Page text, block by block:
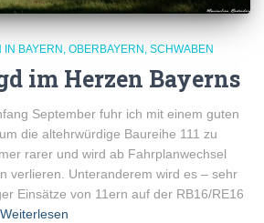
IN BAYERN OBERBAYERN SCHWABEN
im Herzen Bayerns
September fuhr ich mit einem guten
die altehrwürdige Baureihe 111 zu
rarer und wird ab Fahrplanwechsel
verlieren. Unteranderem wird es – sehr
Einsätze von 11ern auf der RB16/RE16
Weiterlesen